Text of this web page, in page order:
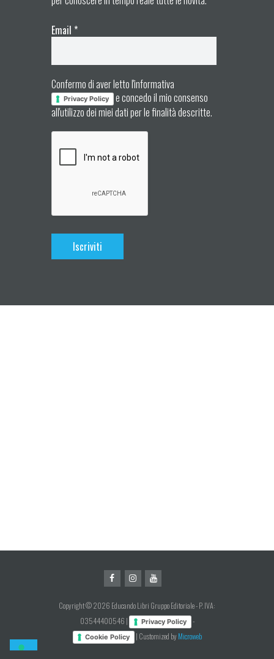
Email *
Confermo di aver letto l'informativa
Privacy Policy
e concedo il mio consenso
all'utilizzo dei miei dati per le finalità descritte.
Copyright © 2026 Educando Libri Gruppo Editoriale - P. IVA:
03544400546 |
Privacy Policy -
Cookie Policy | Customized byMicroweb